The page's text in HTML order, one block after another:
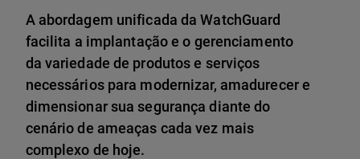
A abordagem unificada da WatchGuard
facilita a implantação e o gerenciamento
da variedade de produtos e serviços
necessários para modernizar, amadurecer e
dimensionar sua segurança diante do
cenário de ameaças cada vez mais
complexo de hoje.